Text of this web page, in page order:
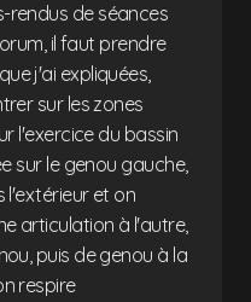
rendus de séances
il faut prendre
j'ai expliquées,
sur les zones
l'exercice du bassin
sur le genou gauche,
l'extérieur et on
articulation à l'autre,
puis de genou à la
respire